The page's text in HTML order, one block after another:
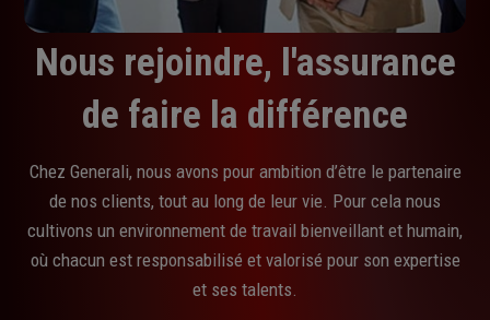
Nous rejoindre, l'assurance
de faire la différence
Chez Generali, nous avons pour ambition d’être le partenaire
de nos clients, tout au long de leur vie. Pour cela nous
cultivons un environnement de travail bienveillant et humain,
où chacun est responsabilisé et valorisé pour son expertise
et ses talents.